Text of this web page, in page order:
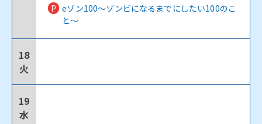
P eゾン100～ゾンビになるまでにしたい100のこ
と～
18
火
19
水